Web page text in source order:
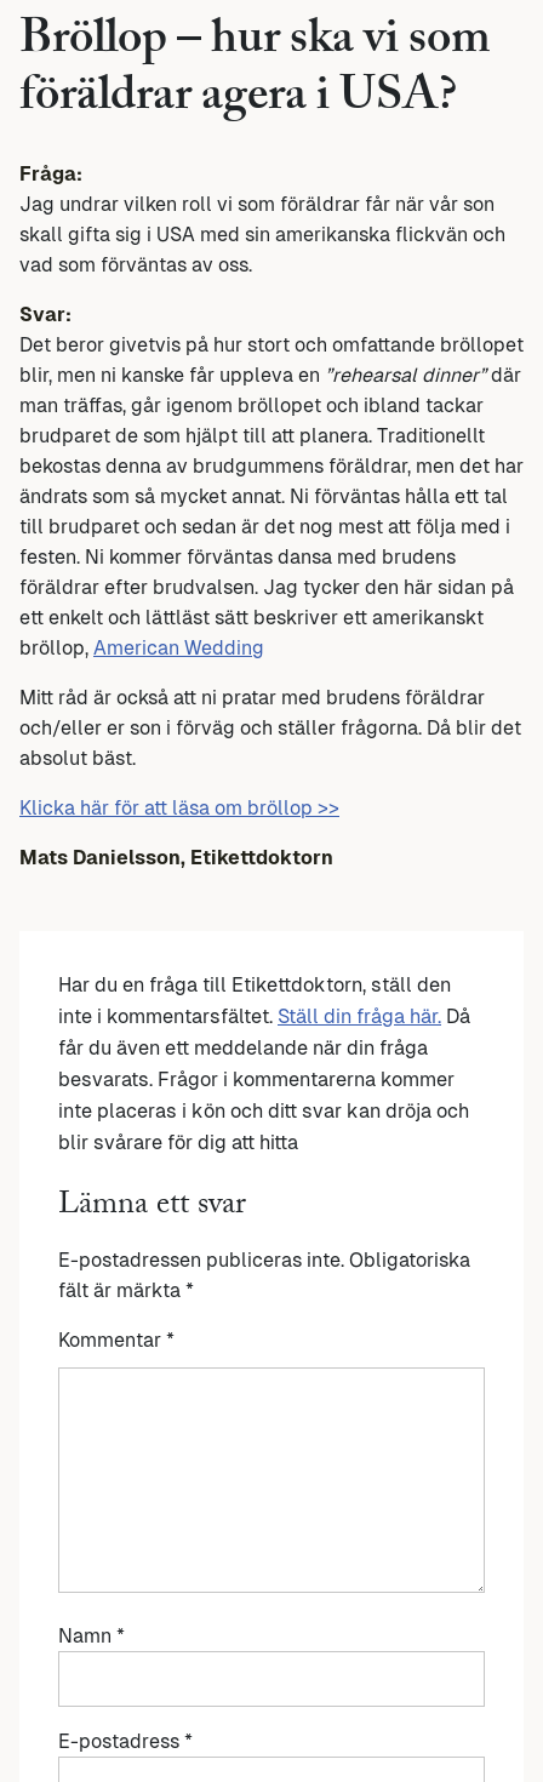
Bröllop – hur ska vi som
föräldrar agera i USA?
Fråga:
Jag undrar vilken roll vi som föräldrar får när vår son
skall gifta sig i USA med sin amerikanska flickvän och
vad som förväntas av oss.
Svar:
Det beror givetvis på hur stort och omfattande bröllopet
blir, men ni kanske får uppleva en ”rehearsal dinner”där
man träffas, går igenom bröllopet och ibland tackar
brudparet de som hjälpt till att planera. Traditionellt
bekostas denna av brudgummens föräldrar, men det har
ändrats som så mycket annat. Ni förväntas hålla ett tal
till brudparet och sedan är det nog mest att följa med i
festen. Ni kommer förväntas dansa med brudens
föräldrar efter brudvalsen. Jag tycker den här sidan på
ett enkelt och lättläst sätt beskriver ett amerikanskt
bröllop, American Wedding
Mitt råd är också att ni pratar med brudens föräldrar
och/eller er son i förväg och ställer frågorna. Då blir det
absolut bäst.
Klicka här för att läsa om bröllop >>
Mats Danielsson, Etikettdoktorn
Har du en fråga till Etikettdoktorn, ställ den
inte i kommentarsfältet. Ställ din fråga här. Då
får du även ett meddelande när din fråga
besvarats. Frågor i kommentarerna kommer
inte placeras i kön och ditt svar kan dröja och
blir svårare för dig att hitta
Lämna ett svar
E-postadressen publiceras inte. Obligatoriska
fält är märkta *
Kommentar *
Namn *
E-postadress *